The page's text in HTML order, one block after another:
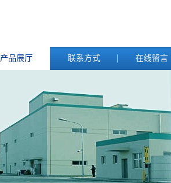
产品展厅 联系方式 在线留言